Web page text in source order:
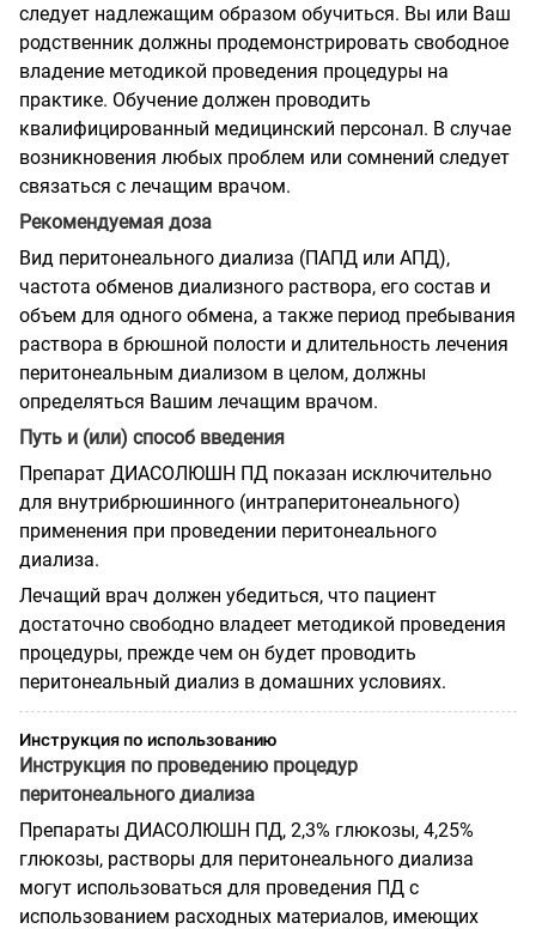
следует надлежащим образом обучиться. Вы или Ваш
родственник должны продемонстрировать свободное
владение методикой проведения процедуры на
практике. Обучение должен проводить
квалифицированный медицинский персонал. В случае
возникновения любых проблем или сомнений следует
связаться с лечащим врачом.
Рекомендуемая доза
Вид перитонеального диализа (ПАПД или АПД),
частота обменов диализного раствора, его состав и
объем для одного обмена, а также период пребывания
раствора в брюшной полости и длительность лечения
перитонеальным диализом в целом, должны
определяться Вашим лечащим врачом.
Путь и (или) способ введения
Препарат ДИАСОЛЮШН ПД показан исключительно
для внутрибрюшинного (интраперитонеального)
применения при проведении перитонеального
диализа.
Лечащий врач должен убедиться, что пациент
достаточно свободно владеет методикой проведения
процедуры, прежде чем он будет проводить
перитонеальный диализ в домашних условиях.
Инструкция по использованию
Инструкция по проведению процедур
перитонеального диализа
Препараты ДИАСОЛЮШН ПД, 2,3% глюкозы, 4,25%
глюкозы, растворы для перитонеального диализа
могут использоваться для проведения ПД с
использованием расходных материалов, имеющих